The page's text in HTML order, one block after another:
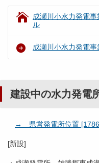
成瀬川小水力発電
ル
成瀬川小水力発電
建設中の水力発電
→ 県営発電所位置
[新設]